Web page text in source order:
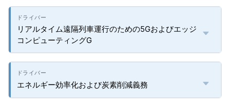
リアルタイム遠隔列車運行のための5Gおよびエッジ
コンピューティングG
エネルギー効率化および炭素削減義務